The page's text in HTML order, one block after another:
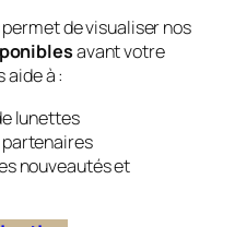
de visualiser nos
avant votre
aide à :
lunettes
partenaires
nouveautés et